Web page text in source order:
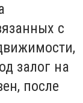
с
залог на
после